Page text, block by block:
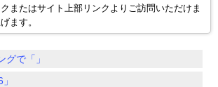
またはサイト上部リンクよりご訪問いただけま
ます。
グで「」